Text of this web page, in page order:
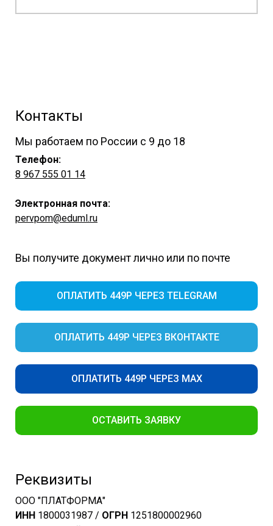
Контакты
Мы работаем по России с 9 до 18
Телефон:
8 967 555 01 14
Электронная почта:
pervpom@eduml.ru
Вы получите документ лично или по почте
ОПЛАТИТЬ 449Р ЧЕРЕЗ TELEGRAM
ОПЛАТИТЬ 449Р ЧЕРЕЗ ВКОНТАКТЕ
ОПЛАТИТЬ 449Р ЧЕРЕЗ MAX
ОСТАВИТЬ ЗАЯВКУ
Реквизиты
ООО "ПЛАТФОРМА"
ИНН 1800031987 / ОГРН 1251800002960